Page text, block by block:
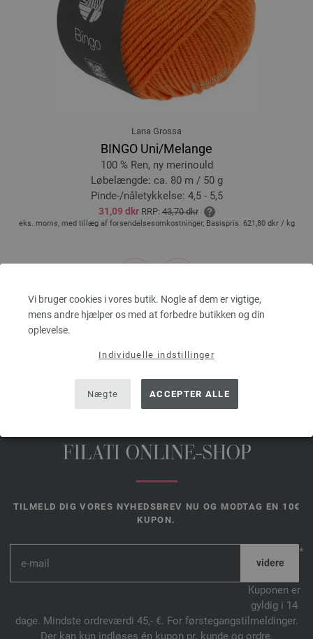
Vi bruger cookies i vores butik. Nogle af dem er vigtige,
mens andre hjælper os med at forbedre butikken og din
oplevelse.
Individuelle indstillinger
Nægte ACCEPTER ALLE
BINGO Uni/Melange
100 % Ren, ny merinould
Løbelængde: ca. 80 m / 50 g
Pinde-/nåletykkelse: 4,5 - 5,5
43,70 dkr
af forsendelsesomkostninger, Basispris:621,80 dkr / kg eks. moms, med tillæg
prev next
DEL DENNE SIDE
FILATI ONLINE-SHOP
TILMELD DIG VORES NYHEDSBREV NU OG MODTAG EN 10€
KUPON.
*
Kuponen er
gyldig i 14
dage. Mindste ordreværdi 45,- €. For førstegangstilmeldinger.
Der kan kun indløses én kupon pr. kunde og ordre.